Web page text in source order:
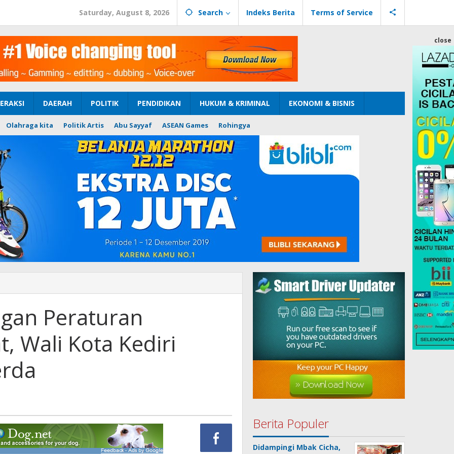
Saturday, August 8, 2026 Search Indeks Berita Terms of Service
DAERAH POLITIK PENDIDIKAN HUKUM & KRIMINAL EKONOMI & BISNIS
Olahraga kita Politik Artis Abu Sayyaf ASEAN Games Rohingya
close
Peraturan
Wali Kota Kediri
Berita Populer
Didampingi Mbak Cicha,